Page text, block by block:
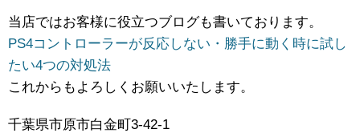
当店ではお客様に役立つブログも書いております。
PS4コントローラーが反応しない・勝手に動く時に試し
たい4つの対処法
これからもよろしくお願いいたします。
千葉県市原市白金町3-42-1